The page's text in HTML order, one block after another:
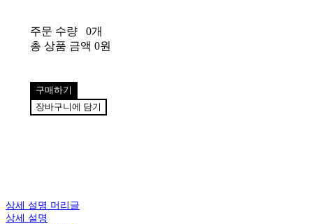
주문 수량
0개
총 상품 금액 0원
구매하기
장바구니에 담기
상세 설명 머리글
상세 설명